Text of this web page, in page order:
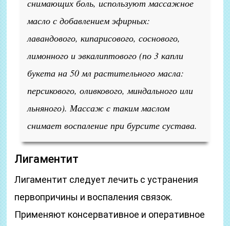
снимающих боль, используют массажное
масло с добавлением эфирных:
лавандового, кипарисового, соснового,
лимонного и эвкалиптового (по 3 капли
букета на 50 мл растительного масла:
персикового, оливкового, миндального или
льняного). Массаж с таким маслом
снимает воспаление при бурсите сустава.
Лигаментит
Лигаментит следует лечить с устранения
первопричины и воспаления связок.
Применяют консервативное и оперативное